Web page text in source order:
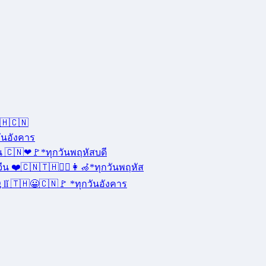
อังคาร
น 🇨🇳❤🚩*ทุกวันพฤหัสบดี
จีน ❤️🇨🇳🇹🇭🧑‍⚕️👩‍🦽*ทุกวันพฤหัส
lǐ 🇹🇭😀🇨🇳🚩 *ทุกวันอังคาร